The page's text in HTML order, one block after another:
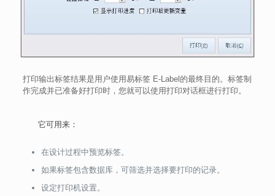
打印输出标签结果是用户使用易标签 E-Label的最终目的。标签制
作完成并已准备好打印时，您就可以使用打印对话框进行打印。
它可用来：
在设计过程中预览标签。
如果标签包含数据库，可筛选并选择要打印的记录。
设定打印机设置。